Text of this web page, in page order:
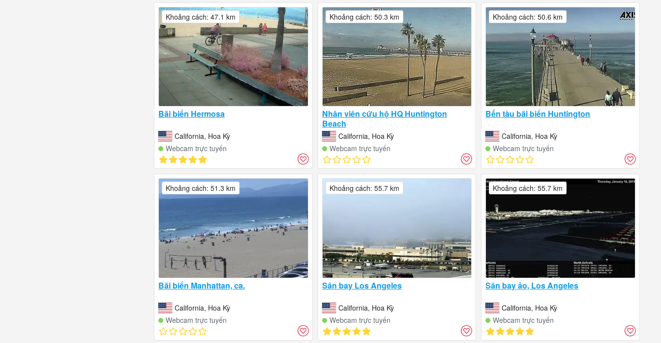
Bãi biển Hermosa
California, Hoa Kỳ
Webcam trực tuyến
Khoảng cách: 47.1 km
Nhân viên cứu hộ HQ Huntington
Beach
California, Hoa Kỳ
Webcam trực tuyến
Khoảng cách: 50.3 km
Bến tàu bãi biển Huntington
California, Hoa Kỳ
Webcam trực tuyến
Khoảng cách: 50.6 km
Bãi biển Manhattan, ca.
California, Hoa Kỳ
Webcam trực tuyến
Khoảng cách: 51.3 km
Sân bay Los Angeles
California, Hoa Kỳ
Webcam trực tuyến
Khoảng cách: 55.7 km
Sân bay ảo, Los Angeles
California, Hoa Kỳ
Webcam trực tuyến
Khoảng cách: 55.7 km